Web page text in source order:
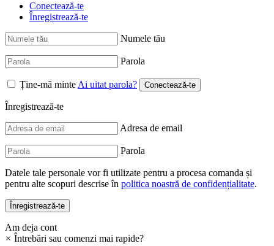
Conectează-te
Înregistrează-te
Numele tău
Parola
Ține-mă minteAi uitat parola?
Înregistrează-te
Adresa de email
Parola
Datele tale personale vor fi utilizate pentru a procesa comanda și
pentru alte scopuri descrise în politica noastră de confidențialitate.
Am deja cont
× Întrebări sau comenzi mai rapide?